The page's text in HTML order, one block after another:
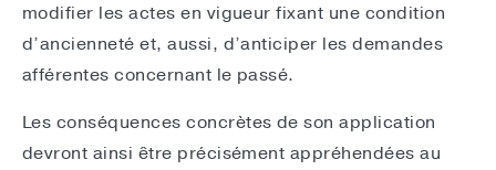
modifier les actes en vigueur fixant une condition
d’ancienneté et, aussi, d’anticiper les demandes
afférentes concernant le passé.
Les conséquences concrètes de son application
devront ainsi être précisément appréhendées au